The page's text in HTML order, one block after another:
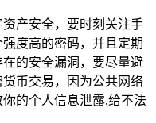
产安全，要时刻关注手
度高的密码，并且定期
的安全漏洞，要尽量避
币交易，因为公共网络
的个人信息泄露,给不法